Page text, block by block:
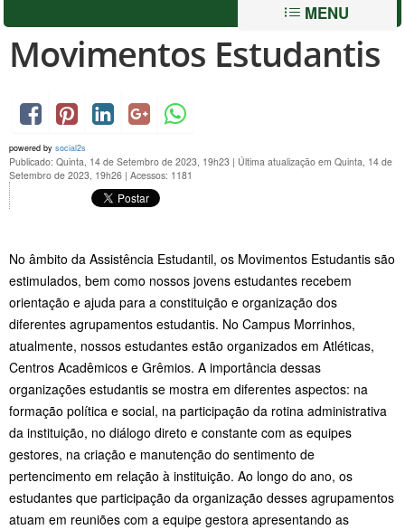
MENU
Movimentos Estudantis
powered by social2s
Publicado: Quinta, 14 de Setembro de 2023, 19h23 | Última atualização em Quinta, 14 de
Setembro de 2023, 19h26 | Acessos: 1181
No âmbito da Assistência Estudantil, os Movimentos Estudantis são
estimulados, bem como nossos jovens estudantes recebem
orientação e ajuda para a constituição e organização dos
diferentes agrupamentos estudantis. No Campus Morrinhos,
atualmente, nossos estudantes estão organizados em Atléticas,
Centros Acadêmicos e Grêmios. A importância dessas
organizações estudantis se mostra em diferentes aspectos: na
formação política e social, na participação da rotina administrativa
da instituição, no diálogo direto e constante com as equipes
gestores, na criação e manutenção do sentimento de
pertencimento em relação à instituição. Ao longo do ano, os
estudantes que participação da organização desses agrupamentos
atuam em reuniões com a equipe gestora apresentando as